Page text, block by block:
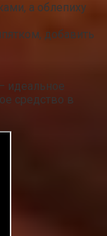
а облепиху
добавить
идеальное
средство в